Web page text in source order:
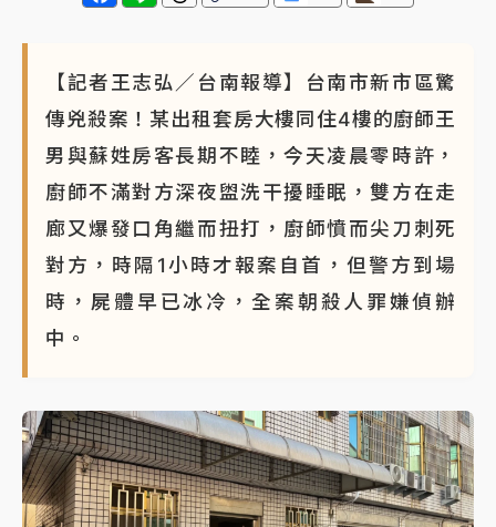
員工犯案 破案關鍵曝
【記者王志弘／台南報導】台南市新市區驚
傳兇殺案！某出租套房大樓同住4樓的廚師王
男與蘇姓房客長期不睦，今天凌晨零時許，
廚師不滿對方深夜盥洗干擾睡眠，雙方在走
廊又爆發口角繼而扭打，廚師憤而尖刀刺死
對方，時隔1小時才報案自首，但警方到場
時，屍體早已冰冷，全案朝殺人罪嫌偵辦
中。